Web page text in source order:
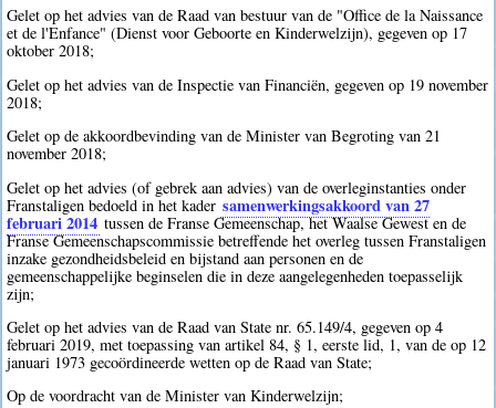
Gelet op het advies van de Raad van bestuur van de "Office de la Naissance
et de l'Enfance" (Dienst voor Geboorte en Kinderwelzijn), gegeven op 17
oktober 2018;
Gelet op het advies van de Inspectie van Financiën, gegeven op 19 november
2018;
Gelet op de akkoordbevinding van de Minister van Begroting van 21
november 2018;
Gelet op het advies (of gebrek aan advies) van de overleginstanties onder
Franstaligen bedoeld in het kader samenwerkingsakkoord van 27
februari 2014 tussen de Franse Gemeenschap, het Waalse Gewest en de
Franse Gemeenschapscommissie betreffende het overleg tussen Franstaligen
inzake gezondheidsbeleid en bijstand aan personen en de
gemeenschappelijke beginselen die in deze aangelegenheden toepasselijk
zijn;
Gelet op het advies van de Raad van State nr. 65.149/4, gegeven op 4
februari 2019, met toepassing van artikel 84, § 1, eerste lid, 1, van de op 12
januari 1973 gecoördineerde wetten op de Raad van State;
Op de voordracht van de Minister van Kinderwelzijn;